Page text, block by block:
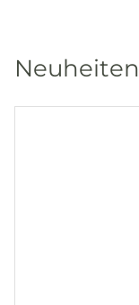
Neuheiten